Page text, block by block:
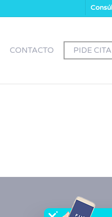
CONTACTO PIDE CITA